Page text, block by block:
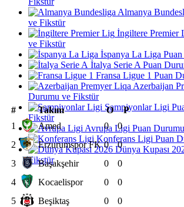
Almanya
ve Fikstür
İngiltere Premier
ve Fikstür
İspanya La Liga
İtalya Serie A Puan
Fransa Ligue 1 Puan
Azerbaijan
Durumu ve Fikstür
Şampiyonlar Ligi
Fikstür
Avrupa Ligi Puan
Konferans Ligi Puan
Dünya Kupası
Fikstür
# Takım O
P
1
Amed 0
0
2
Erzurumspor FK 0
0
3
Başakşehir 0
0
4
Kocaelispor 0
0
5
Beşiktaş 0
0